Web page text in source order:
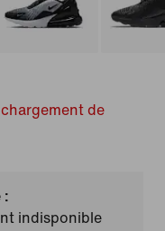
de
:
indisponible